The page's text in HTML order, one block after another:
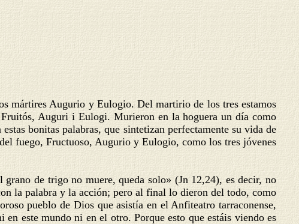
mártires Augurio y Eulogio. Del martirio de los tres estamos
Auguri i Eulogi. Murieron en la hoguera un día como
bonitas palabras, que sintetizan perfectamente su vida de
fuego, Fructuoso, Augurio y Eulogio, como los tres jóvenes
de trigo no muere, queda solo» (Jn 12,24), es decir, no
la palabra y la acción; pero al final lo dieron del todo, como
pueblo de Dios que asistía en el Anfiteatro tarraconense,
este mundo ni en el otro. Porque esto que estáis viendo es